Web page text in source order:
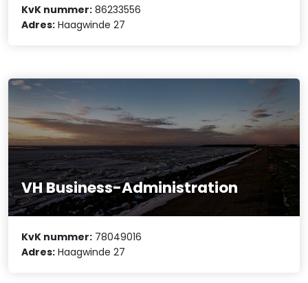
KvK nummer: 86233556
Adres: Haagwinde 27
VH Business-Administration
KvK nummer: 78049016
Adres: Haagwinde 27